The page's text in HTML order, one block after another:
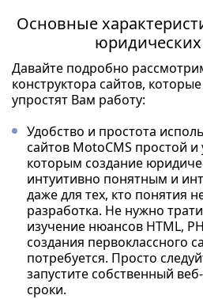
Основные
юридических
Давайте подробно
конструктора сайтов,
упростят Вам работу:
Удобство и простота
сайтов MotoCMS простой
которым создание
интуитивно понятным и
даже для тех, кто понятия
разработка. Не нужно
изучение нюансов HTML,
создания первоклассного
потребуется. Просто
запустите собственный
сроки.